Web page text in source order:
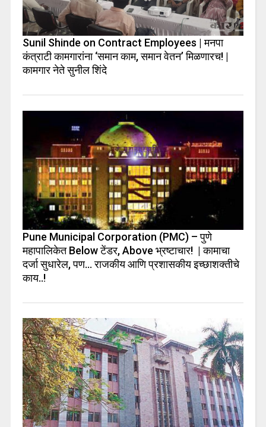
Sunil Shinde on Contract Employees | मनपा
कंत्राटी कामगारांना ‘समान काम, समान वेतन’ मिळणारच! |
कामगार नेते सुनील शिंदे
Pune Municipal Corporation (PMC) – पुणे
महापालिकेत Below टेंडर, Above भ्रष्टाचार! | कामाचा
दर्जा सुधारेल, पण… राजकीय आणि प्रशासकीय इच्छाशक्तीचे
काय..!